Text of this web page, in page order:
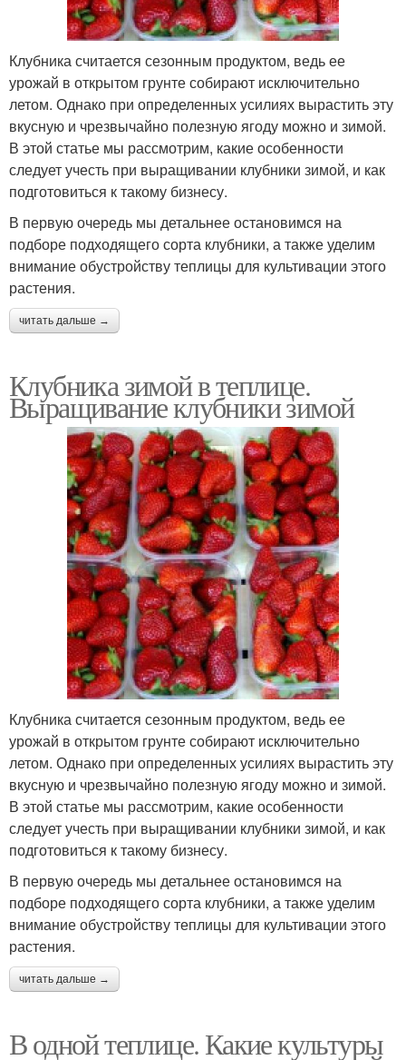
Клубника считается сезонным продуктом, ведь ее
урожай в открытом грунте собирают исключительно
летом. Однако при определенных усилиях вырастить эту
вкусную и чрезвычайно полезную ягоду можно и зимой.
В этой статье мы рассмотрим, какие особенности
следует учесть при выращивании клубники зимой, и как
подготовиться к такому бизнесу.
В первую очередь мы детальнее остановимся на
подборе подходящего сорта клубники, а также уделим
внимание обустройству теплицы для культивации этого
растения.
читать дальше →
Клубника зимой в теплице.
Выращивание клубники зимой
Клубника считается сезонным продуктом, ведь ее
урожай в открытом грунте собирают исключительно
летом. Однако при определенных усилиях вырастить эту
вкусную и чрезвычайно полезную ягоду можно и зимой.
В этой статье мы рассмотрим, какие особенности
следует учесть при выращивании клубники зимой, и как
подготовиться к такому бизнесу.
В первую очередь мы детальнее остановимся на
подборе подходящего сорта клубники, а также уделим
внимание обустройству теплицы для культивации этого
растения.
читать дальше →
В одной теплице. Какие культуры